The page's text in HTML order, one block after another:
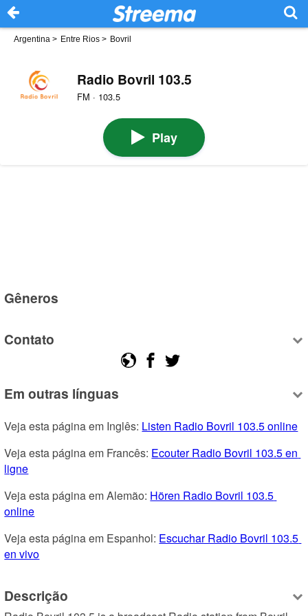
Argentina > Entre Rios > Bovril
Radio Bovril 103.5
FM · 103.5
Play
Gêneros
Contato
Em outras línguas
Veja esta página em Inglês: Listen Radio Bovril 103.5 online
Veja esta página em Francês: Ecouter Radio Bovril 103.5 en
ligne
Veja esta página em Alemão: Hören Radio Bovril 103.5
online
Veja esta página em Espanhol: Escuchar Radio Bovril 103.5
en vivo
Descrição